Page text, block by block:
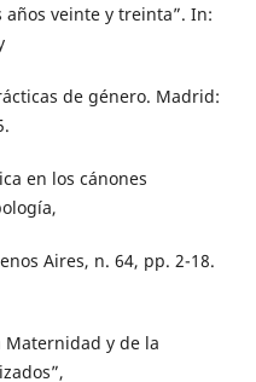
años veinte y treinta”. In:
de género. Madrid:
en los cánones
Aires, n. 64, pp. 2-18.
Maternidad y de la